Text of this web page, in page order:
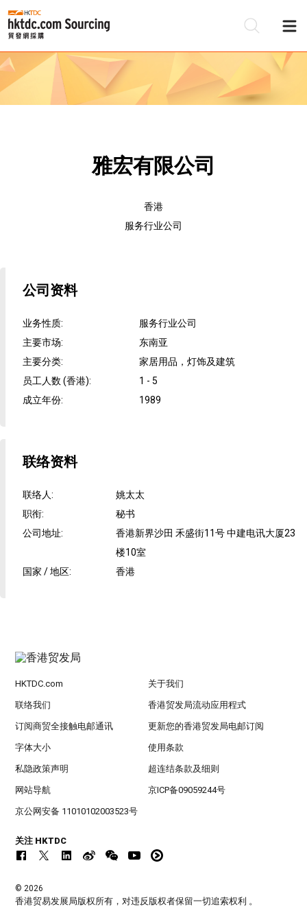
雅宏有限公司
香港
服务行业公司
公司资料
业务性质:
服务行业公司
主要市场:
东南亚
主要分类:
家居用品，灯饰及建筑
员工人数 (香港):
1 - 5
成立年份: 1989
联络资料
联络人:
姚太太
职衔:
秘书
公司地址:
香港新界沙田 禾盛街11号 中建电讯大厦23
楼10室
国家 / 地区: 香港
HKTDC.com 关于我们
联络我们 香港贸发局流动应用程式
订阅商贸全接触电邮通讯 更新您的香港贸发局电邮订阅
字体大小 使用条款
私隐政策声明 超连结条款及细则
网站导航 京ICP备09059244号
京公网安备 11010102003523号
关注 HKTDC
© 2026
香港贸易发展局版权所有，对违反版权者保留一切追索权利 。